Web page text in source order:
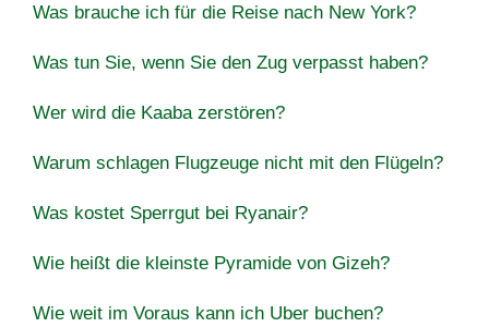
Was brauche ich für die Reise nach New York?
Was tun Sie, wenn Sie den Zug verpasst haben?
Wer wird die Kaaba zerstören?
Warum schlagen Flugzeuge nicht mit den Flügeln?
Was kostet Sperrgut bei Ryanair?
Wie heißt die kleinste Pyramide von Gizeh?
Wie weit im Voraus kann ich Uber buchen?